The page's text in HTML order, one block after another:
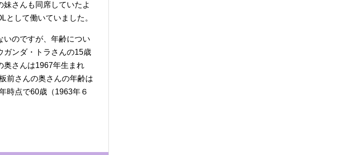
さんも同席していたよ
として働いていました。
いのですが、年齢につい
ガンダ・トラさんの15歳
奥さんは1967年生まれ
前さんの奥さんの年齢は
時点で60歳（1963年６